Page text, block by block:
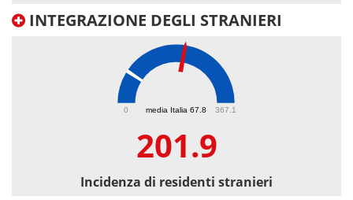
INTEGRAZIONE DEGLI STRANIERI
media Italia 67.8
0 367.1
201.9
Incidenza di residenti stranieri